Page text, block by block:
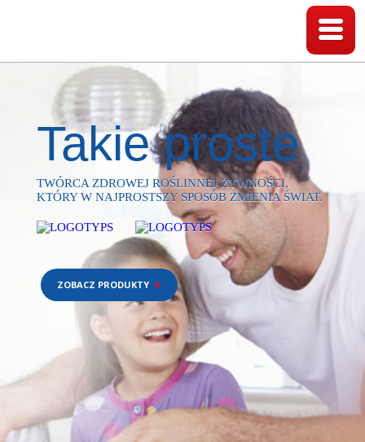
Takie proste
TWÓRCA ZDROWEJ ROŚLINNEJ ŻYWNOŚCI,
KTÓRY W NAJPROSTSZY SPOSÓB ZMIENIA ŚWIAT.
ZOBACZ PRODUKTY